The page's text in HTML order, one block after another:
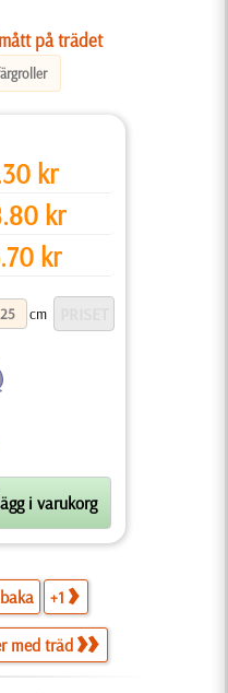
på trädet
kr
kr
kr
cm
+1
med träd